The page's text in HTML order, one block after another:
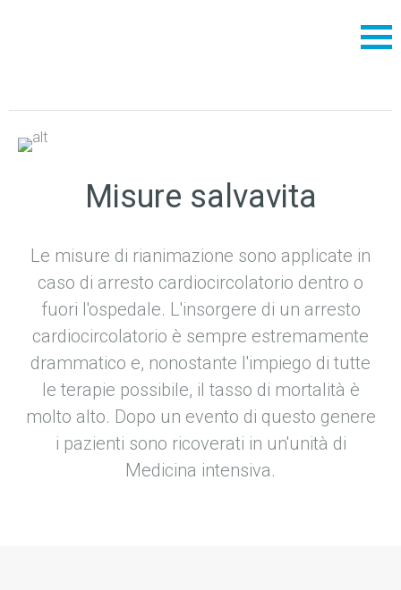
Misure salvavita
Le misure di rianimazione sono applicate in
caso di arresto cardiocircolatorio dentro o
fuori l'ospedale. L'insorgere di un arresto
cardiocircolatorio è sempre estremamente
drammatico e, nonostante l'impiego di tutte
le terapie possibile, il tasso di mortalità è
molto alto. Dopo un evento di questo genere
i pazienti sono ricoverati in un'unità di
Medicina intensiva.